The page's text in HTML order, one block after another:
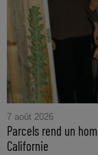
7 août 2026
Parcels rend un
Californie